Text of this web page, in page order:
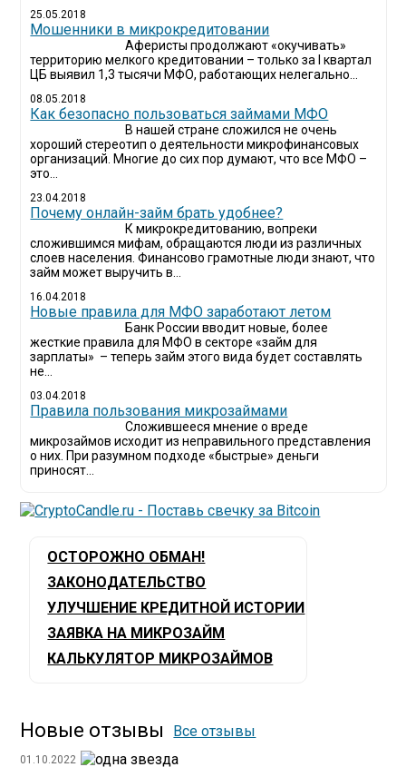
25.05.2018
Мошенники в микрокредитовании
Аферисты продолжают «окучивать»
территорию мелкого кредитовании – только за I квартал
ЦБ выявил 1,3 тысячи МФО, работающих нелегально...
08.05.2018
Как безопасно пользоваться займами МФО
В нашей стране сложился не очень
хороший стереотип о деятельности микрофинансовых
организаций. Многие до сих пор думают, что все МФО –
это...
23.04.2018
Почему онлайн-займ брать удобнее?
К микрокредитованию, вопреки
сложившимся мифам, обращаются люди из различных
слоев населения. Финансово грамотные люди знают, что
займ может выручить в...
16.04.2018
Новые правила для МФО заработают летом
Банк России вводит новые, более
жесткие правила для МФО в секторе «займ для
зарплаты» – теперь займ этого вида будет составлять
не...
03.04.2018
​Правила пользования микрозаймами
Сложившееся мнение о вреде
микрозаймов исходит из неправильного представления
о них. При разумном подходе «быстрые» деньги
приносят...
ОСТОРОЖНО ОБМАН!
ЗАКОНОДАТЕЛЬСТВО
УЛУЧШЕНИЕ КРЕДИТНОЙ ИСТОРИИ
ЗАЯВКА НА МИКРОЗАЙМ
КАЛЬКУЛЯТОР МИКРОЗАЙМОВ
Новые отзывы Все отзывы
01.10.2022